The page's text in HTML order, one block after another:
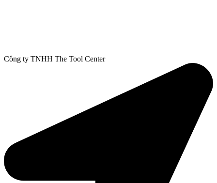
Công ty TNHH The Tool Center